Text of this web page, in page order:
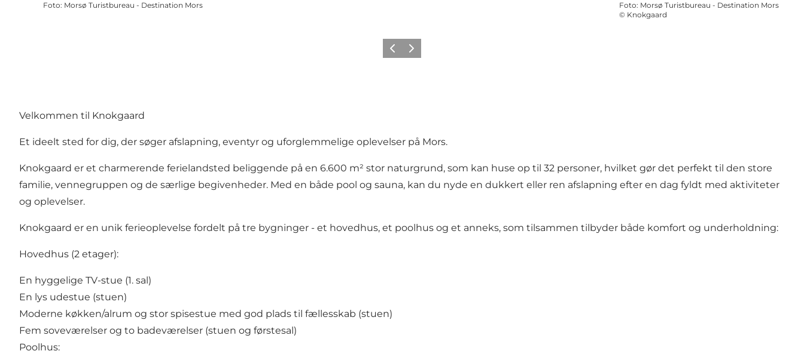
Foto: Morsø Turistbureau - Destination Mors Foto: Morsø Turistbureau - Destination Mors
© Knokgaard
Vorherige Folie
Nächste Folie
Velkommen til Knokgaard
Et ideelt sted for dig, der søger afslapning, eventyr og uforglemmelige oplevelser på Mors.
Knokgaard er et charmerende ferielandsted beliggende på en 6.600 m² stor naturgrund, som kan huse op til 32 personer, hvilket gør det perfekt til den store
familie, vennegruppen og de særlige begivenheder. Med en både pool og sauna, kan du nyde en dukkert eller ren afslapning efter en dag fyldt med aktiviteter
og oplevelser.
Knokgaard er en unik ferieoplevelse fordelt på tre bygninger - et hovedhus, et poolhus og et anneks, som tilsammen tilbyder både komfort og underholdning:
Hovedhus (2 etager):
En hyggelige TV-stue (1. sal)
En lys udestue (stuen)
Moderne køkken/alrum og stor spisestue med god plads til fællesskab (stuen)
Fem soveværelser og to badeværelser (stuen og førstesal)
Poolhus: